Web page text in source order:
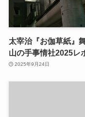
太宰治『お伽草紙』
山の手事情社2025レ
2025年9月24日